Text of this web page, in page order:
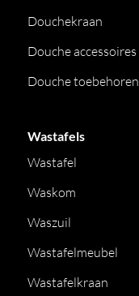
Douchekraan
Douche accessoires
Douche toebehoren
Wastafels
Wastafel
Waskom
Waszuil
Wastafelmeubel
Wastafelkraan